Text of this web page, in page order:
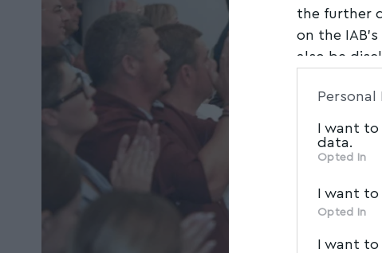
the further
on the
also be
parties.
Personal
I want to
data.
Opted In
I want to
Opted In
I want to